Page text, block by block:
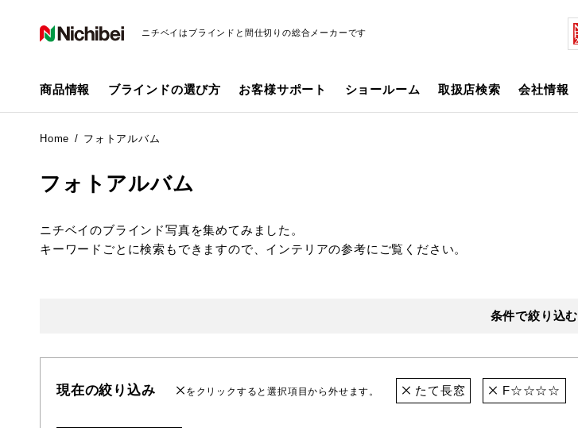
ニチベイはブラインドと間仕切りの総合メーカーです
商品情報 ブラインドの選び方 お客様サポート ショールーム 取扱店検索 会社情報
Home フォトアルバム
フォトアルバム
ニチベイのブラインド写真を集めてみました。
キーワードごとに検索もできますので、インテリアの参考にご覧ください。
条件で絞り込む
現在の絞り込み をクリックすると選択項目から外せます。 たて長窓 F☆☆☆☆